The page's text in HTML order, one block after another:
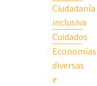
Ciudadanía
inclusiva
Cuidados
Economías
diversas
e